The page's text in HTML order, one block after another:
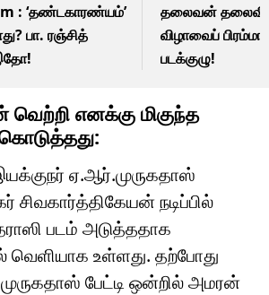
: ‘தண்டகாரண்யம்’
பா. ரஞ்சித்
தலைவன் தலைவி
விழாவைப்
படக்குழு!
எனக்கு மிகுந்த
ஏ.ஆர்.முருகதாஸ்
சிவகார்த்திகேயன் நடிப்பில்
படம் அடுத்ததாக
வெளியாக உள்ளது. தற்போது
பேட்டி ஒன்றில் அமரன்